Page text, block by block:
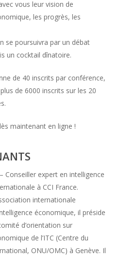
vous leur vision de
les progrès, les
se poursuivra par un débat
un cocktail dînatoire.
de 40 inscrits par conférence,
de 6000 inscrits sur les 20
maintenant en ligne !
– Conseiller expert en intelligence
à CCI France.
internationale
économique, il préside
d’orientation sur
de l’ITC (Centre du
ONU/OMC) à Genève. Il